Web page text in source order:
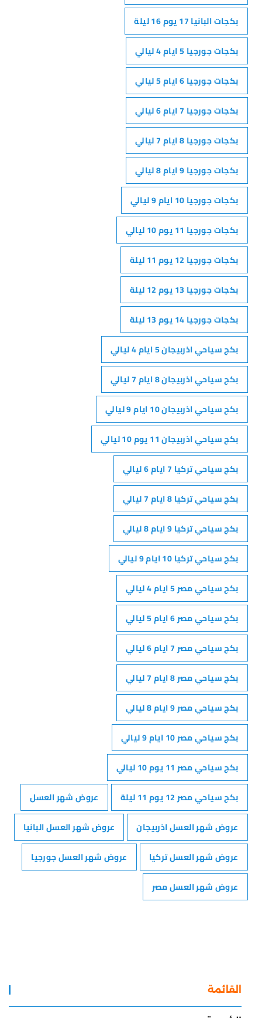
بكجات البانيا 17 يوم 16 ليلة
بكجات جورجيا 5 ايام 4 ليالي
بكجات جورجيا 6 ايام 5 ليالي
بكجات جورجيا 7 ايام 6 ليالي
بكجات جورجيا 8 ايام 7 ليالي
بكجات جورجيا 9 ايام 8 ليالي
بكجات جورجيا 10 ايام 9 ليالي
بكجات جورجيا 11 يوم 10 ليالي
بكجات جورجيا 12 يوم 11 ليلة
بكجات جورجيا 13 يوم 12 ليلة
بكجات جورجيا 14 يوم 13 ليلة
بكج سياحي اذربيجان 5 ايام 4 ليالي
بكج سياحي اذربيجان 8 ايام 7 ليالي
بكج سياحي اذربيجان 10 ايام 9 ليالي
بكج سياحي اذربيجان 11 يوم 10 ليالي
بكج سياحي تركيا 7 ايام 6 ليالي
بكج سياحي تركيا 8 ايام 7 ليالي
بكج سياحي تركيا 9 ايام 8 ليالي
بكج سياحي تركيا 10 ايام 9 ليالي
بكج سياحي مصر 5 ايام 4 ليالي
بكج سياحي مصر 6 ايام 5 ليالي
بكج سياحي مصر 7 ايام 6 ليالي
بكج سياحي مصر 8 ايام 7 ليالي
بكج سياحي مصر 9 ايام 8 ليالي
بكج سياحي مصر 10 ايام 9 ليالي
بكج سياحي مصر 11 يوم 10 ليالي
بكج سياحي مصر 12 يوم 11 ليلة
عروض شهر العسل
عروض شهر العسل اذربيجان
عروض شهر العسل البانيا
عروض شهر العسل تركيا
عروض شهر العسل جورجيا
عروض شهر العسل مصر
القائمة